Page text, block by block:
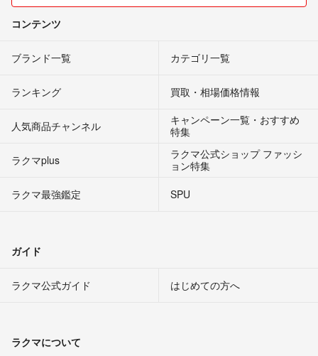
コンテンツ
ブランド一覧 カテゴリ一覧
ランキング 買取・相場価格情報
人気商品チャンネル
キャンペーン一覧・おすすめ
特集
ラクマplus
ラクマ公式ショップ ファッシ
ョン特集
ラクマ最強鑑定
SPU
ガイド
ラクマ公式ガイド はじめての方へ
ラクマについて